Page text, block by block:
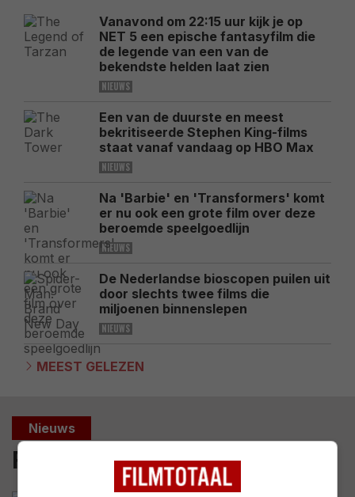
Vanavond om 22:15 uur kijk je op
NET 5 een epische fantasyfilm die
de legende van een van de
bekendste helden laat zien
NIEUWS
Een van de duurste en meest
bekritiseerde Stephen King-films
staat vanaf vandaag op HBO Max
NIEUWS
Na 'Barbie' en 'Transformers' komt
er nu ook een grote film over deze
beroemde speelgoedlijn
NIEUWS
De Nederlandse bioscopen puilen uit
door slechts twee films die
miljoenen binnenslepen
NIEUWS
MEEST GELEZEN
Nieuws
Film